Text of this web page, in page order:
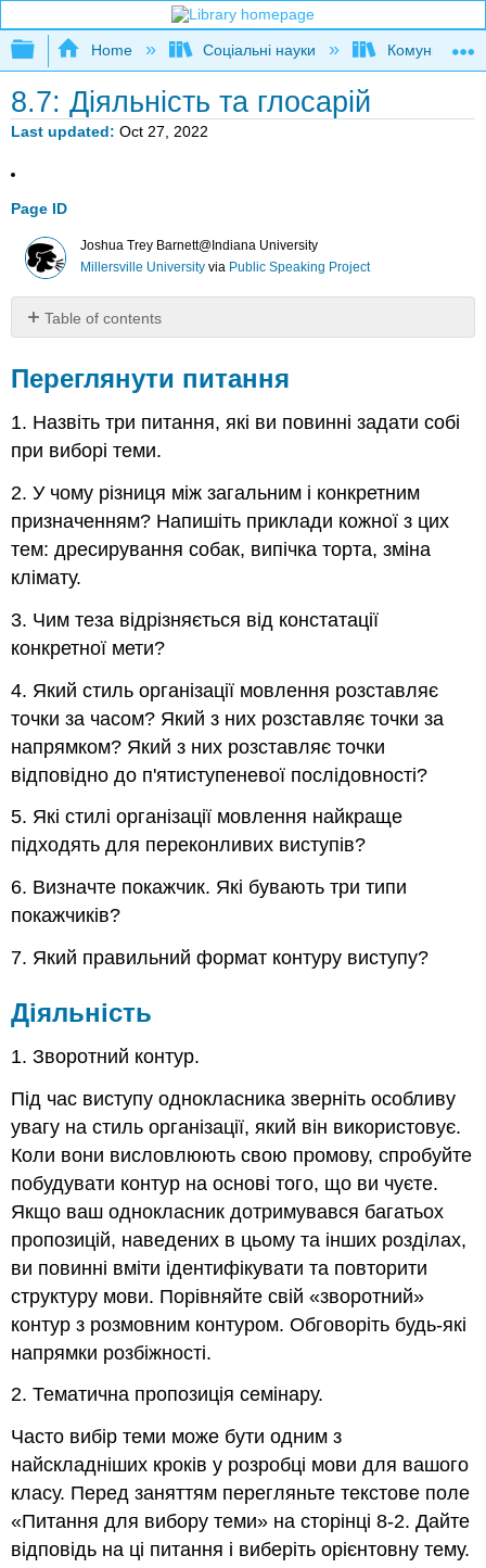
Expand/collapse global hierarchy
Home Соціальні науки
8.7: Діяльність та глосарій
Last updated Oct 27, 2022
Page ID
Joshua Trey Barnett@Indiana University
Millersville Universityvia Public Speaking Project
Table of contents
питання
Діяльність
Глосарій
Переглянути питання
1. Назвіть три питання, які ви повинні задати собі
при виборі теми.
2. У чому різниця між загальним і конкретним
призначенням? Напишіть приклади кожної з цих
тем: дресирування собак, випічка торта, зміна
клімату.
3. Чим теза відрізняється від констатації
конкретної мети?
4. Який стиль організації мовлення розставляє
точки за часом? Який з них розставляє точки за
напрямком? Який з них розставляє точки
відповідно до п'ятиступеневої послідовності?
5. Які стилі організації мовлення найкраще
підходять для переконливих виступів?
6. Визначте покажчик. Які бувають три типи
покажчиків?
7. Який правильний формат контуру виступу?
Діяльність
1. Зворотний контур.
Під час виступу однокласника зверніть особливу
увагу на стиль організації, який він використовує.
Коли вони висловлюють свою промову, спробуйте
побудувати контур на основі того, що ви чуєте.
Якщо ваш однокласник дотримувався багатьох
пропозицій, наведених в цьому та інших розділах,
ви повинні вміти ідентифікувати та повторити
структуру мови. Порівняйте свій «зворотний»
контур з розмовним контуром. Обговоріть будь-які
напрямки розбіжності.
2. Тематична пропозиція семінару.
Часто вибір теми може бути одним з
найскладніших кроків у розробці мови для вашого
класу. Перед заняттям перегляньте текстове поле
«Питання для вибору теми» на сторінці 8-2. Дайте
відповідь на ці питання і виберіть орієнтовну тему.